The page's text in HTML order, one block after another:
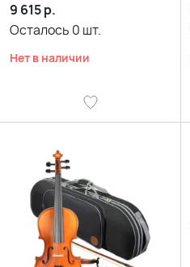
9 615р.
Осталось 0 шт.
Нет в наличии